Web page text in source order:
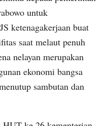
untuk
ketenagakerjaan buat
saat melaut penuh
nelayan merupakan
ekonomi bangsa
sambutan dan